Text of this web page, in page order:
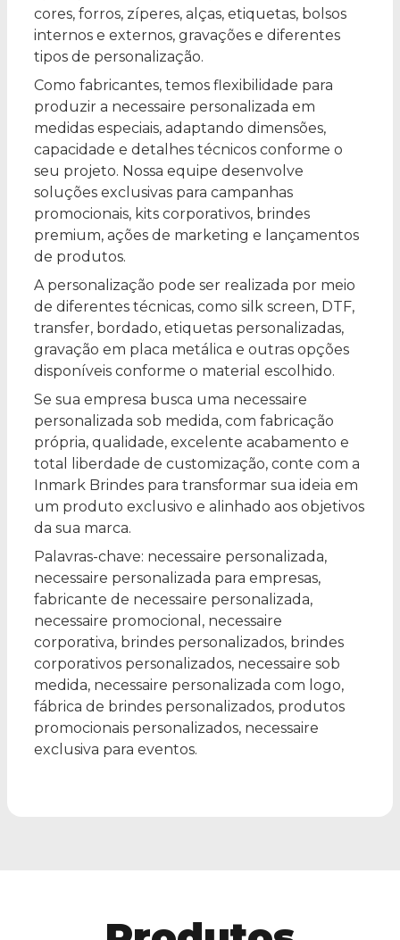
cores, forros, zíperes, alças, etiquetas, bolsos
internos e externos, gravações e diferentes
tipos de personalização.
Como fabricantes, temos flexibilidade para
produzir a necessaire personalizada em
medidas especiais, adaptando dimensões,
capacidade e detalhes técnicos conforme o
seu projeto. Nossa equipe desenvolve
soluções exclusivas para campanhas
promocionais, kits corporativos, brindes
premium, ações de marketing e lançamentos
de produtos.
A personalização pode ser realizada por meio
de diferentes técnicas, como silk screen, DTF,
transfer, bordado, etiquetas personalizadas,
gravação em placa metálica e outras opções
disponíveis conforme o material escolhido.
Se sua empresa busca uma necessaire
personalizada sob medida, com fabricação
própria, qualidade, excelente acabamento e
total liberdade de customização, conte com a
Inmark Brindes para transformar sua ideia em
um produto exclusivo e alinhado aos objetivos
da sua marca.
Palavras-chave: necessaire personalizada,
necessaire personalizada para empresas,
fabricante de necessaire personalizada,
necessaire promocional, necessaire
corporativa, brindes personalizados, brindes
corporativos personalizados, necessaire sob
medida, necessaire personalizada com logo,
fábrica de brindes personalizados, produtos
promocionais personalizados, necessaire
exclusiva para eventos.